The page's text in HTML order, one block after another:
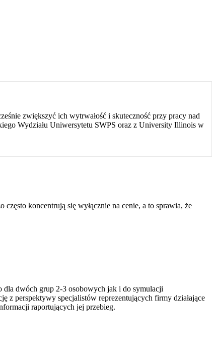
zwiększyć ich wytrwałość i skuteczność przy pracy nad
Wydziału Uniwersytetu SWPS oraz z University Illinois w
koncentrują się wyłącznie na cenie, a to sprawia, że
dwóch grup 2-3 osobowych jak i do symulacji
z perspektywy specjalistów reprezentujących firmy działające
raportujących jej przebieg.